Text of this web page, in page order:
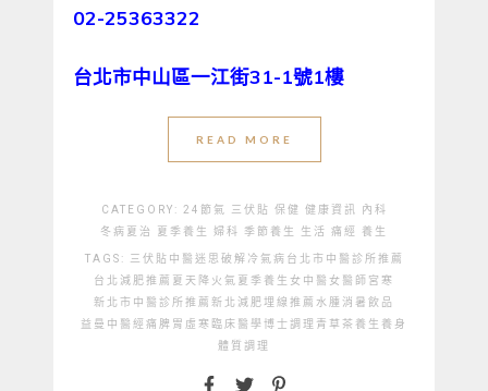
02-25363322
台北市中山區一江街31-1號1樓
READ MORE
CATEGORY: 24節氣 三伏貼 保健 健康資訊
內科
冬病夏治
夏季養生 婦科 季節養生 生活 痛經 養生
TAGS: 三伏貼 中醫迷思破解 冷氣病 台北市中醫診所推薦
台北減肥推薦 夏天降火氣 夏季養生 女中醫 女醫師 宮寒
新北市中醫診所推薦 新北減肥埋線推薦 水腫 消暑飲品
益曼中醫 經痛 脾胃虛寒 臨床醫學博士調理 青草茶 養生 養身
體質調理